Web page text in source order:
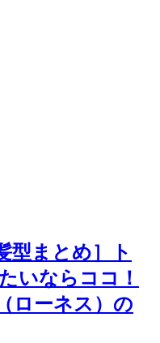
型まとめ］ト
いならココ！
ローネス）の